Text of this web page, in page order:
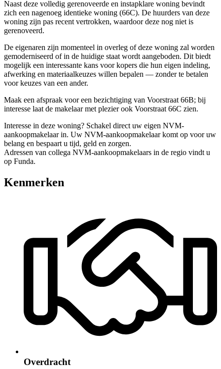
Naast deze volledig gerenoveerde en instapklare woning bevindt
zich een nagenoeg identieke woning (66C). De huurders van deze
woning zijn pas recent vertrokken, waardoor deze nog niet is
gerenoveerd.
De eigenaren zijn momenteel in overleg of deze woning zal worden
gemoderniseerd of in de huidige staat wordt aangeboden. Dit biedt
mogelijk een interessante kans voor kopers die hun eigen indeling,
afwerking en materiaalkeuzes willen bepalen — zonder te betalen
voor keuzes van een ander.
Maak een afspraak voor een bezichtiging van Voorstraat 66B; bij
interesse laat de makelaar met plezier ook Voorstraat 66C zien.
Interesse in deze woning? Schakel direct uw eigen NVM-
aankoopmakelaar in. Uw NVM-aankoopmakelaar komt op voor uw
belang en bespaart u tijd, geld en zorgen.
Adressen van collega NVM-aankoopmakelaars in de regio vindt u
op Funda.
Kenmerken
Overdracht